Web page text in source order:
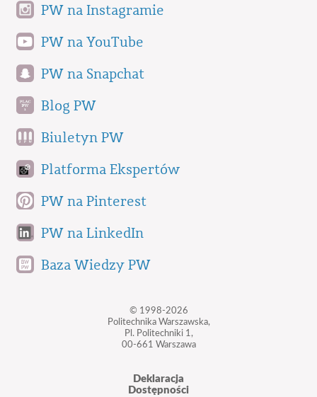
PW na Instagramie
PW na YouTube
PW na Snapchat
Blog PW
Biuletyn PW
Platforma Ekspertów
PW na Pinterest
PW na LinkedIn
Baza Wiedzy PW
© 1998-2026
Politechnika Warszawska,
Pl. Politechniki 1,
00-661 Warszawa
Deklaracja
Dostępności